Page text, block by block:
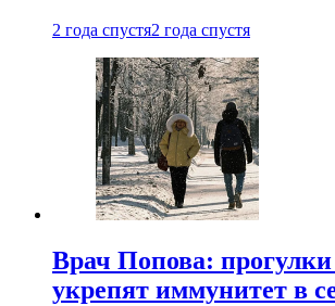
2 года спустя2 года спустя
Врач Попова:
укрепят иммунитет в